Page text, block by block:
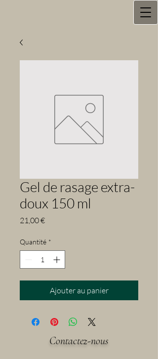
Gel de rasage extra-
doux 150 ml
21,00 €Prix
Quantité *
Ajouter au panier
Contactez-nous